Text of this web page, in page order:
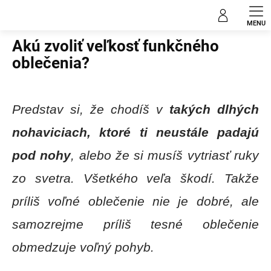
Akú zvoliť veľkosť funkčného
oblečenia?
Predstav si, že chodíš v takých dlhých
nohaviciach, ktoré ti neustále padajú
pod nohy, alebo že si musíš vytriasť ruky
zo svetra. Všetkého veľa škodí. Takže
príliš voľné oblečenie nie je dobré, ale
samozrejme príliš tesné oblečenie
obmedzuje voľný pohyb.